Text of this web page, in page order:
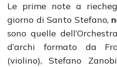
Le prime note a
giorno di Santo Stefano,
sono quelle
d’archi formato da
(violino), Stefano